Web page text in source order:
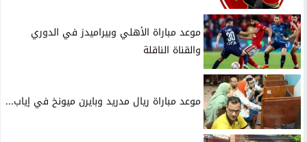
موعد مباراة الأهلي وبيراميدز في الدوري
والقناة الناقلة
موعد مباراة ريال مدريد وبايرن ميونخ في إياب...